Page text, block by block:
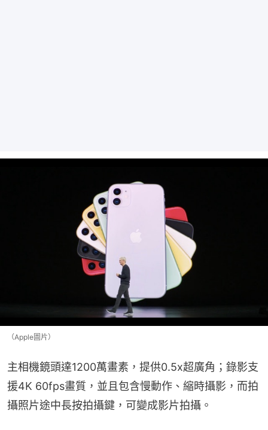
（Apple圖片）
主相機鏡頭達1200萬畫素，提供0.5x超廣角；錄影支
援4K 60fps畫質，並且包含慢動作、縮時攝影，而拍
攝照片途中長按拍攝鍵，可變成影片拍攝。